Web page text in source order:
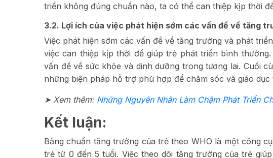
triển không đúng chuẩn nào, ta có thể can thiệp kịp thời
3.2. Lợi ích của việc phát hiện sớm các vấn đề về tăng
Việc phát hiện sớm các vấn đề về tăng trưởng và phát
việc can thiệp kịp thời để giúp trẻ phát triển bình
vấn đề về sức khỏe và dinh dưỡng trong tương lai. Cuối
những biện pháp hỗ trợ phù hợp để chăm sóc và giáo dục
➤ Xem thêm: Những Nguyên Nhân Làm Chậm Phát Triển
Kết luận:
Bảng chuẩn tăng trưởng của trẻ theo WHO là một công
trẻ từ 0 đến 5 tuổi. Việc theo dõi tăng trưởng của trẻ